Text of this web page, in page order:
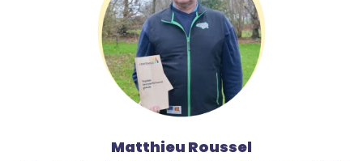
Matthieu Roussel